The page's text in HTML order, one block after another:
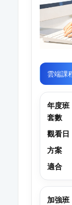
雲端課
年度班
套數
觀看日
方案
適合
加強班